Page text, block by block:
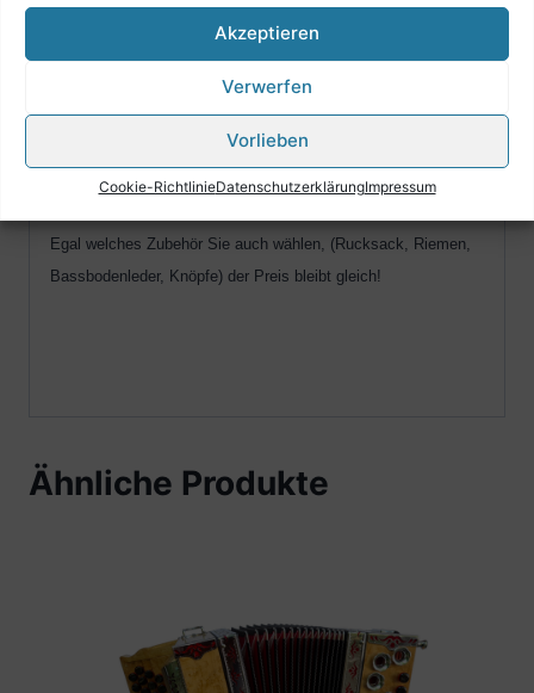
Akzeptieren
Verwerfen
Vorlieben
Cookie-RichtlinieDatenschutzerklärungImpressum
Unsere Alpen Harmonika´s bieten das beste
Preisleistungsverhältnis auf dem gesamten Markt!
Egal welches Zubehör Sie auch wählen, (Rucksack, Riemen,
Bassbodenleder, Knöpfe) der Preis bleibt gleich!
Ähnliche Produkte